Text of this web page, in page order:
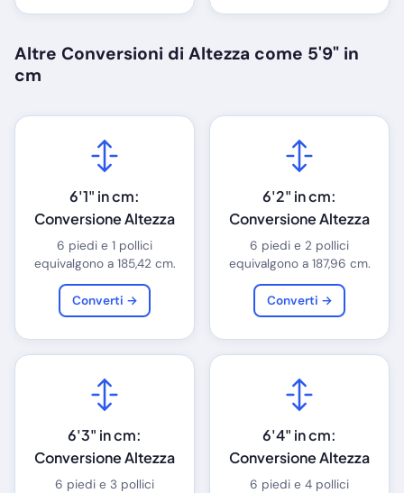
Altre Conversioni di Altezza come 5'9" in
cm
6'1" in cm:
Conversione Altezza
6 piedi e 1 pollici
equivalgono a 185,42 cm.
Converti →
6'2" in cm:
Conversione Altezza
6 piedi e 2 pollici
equivalgono a 187,96 cm.
Converti →
6'3" in cm:
Conversione Altezza
6 piedi e 3 pollici
6'4" in cm:
Conversione Altezza
6 piedi e 4 pollici